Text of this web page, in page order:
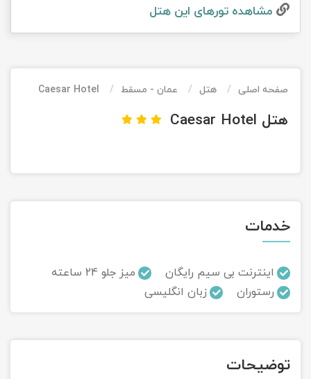
مشاهده تور‌های این هتل
صفحه اصلی هتل عمان - مسقط Caesar Hotel
هتل Caesar Hotel
خدمات
اینترنت بی سیم رایگان
میز جلو 24 ساعته
رستوران
زبان انگلیسی
توضیحات
تور کویر کاراکال
تور کویر مصر
تور ماسوله
تور مرداب سراوان
تور گلستان
تور چابهار
تور کیش از ساری
اقساطی
تور کیش از بندرعباس
اقساطی
تور قزاقستان اقساطی
تور زیارتی اقساطی